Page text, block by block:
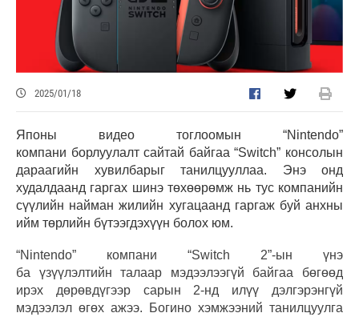
2025/01/18
Японы видео тоглоомын “Nintendo”
компани борлуулалт сайтай байгаа “Switch” консолын
дараагийн хувилбарыг танилцууллаа. Энэ онд
худалдаанд гаргах шинэ төхөөрөмж нь тус компанийн
сүүлийн найман жилийн хугацаанд гаргаж буй анхны
ийм төрлийн бүтээгдэхүүн болох юм.
“Nintendo” компани “Switch 2”-ын үнэ
ба үзүүлэлтийн талаар мэдээлээгүй байгаа бөгөөд
ирэх дөрөвдүгээр сарын 2-нд илүү дэлгэрэнгүй
мэдээлэл өгөх ажээ. Богино хэмжээний танилцуулга